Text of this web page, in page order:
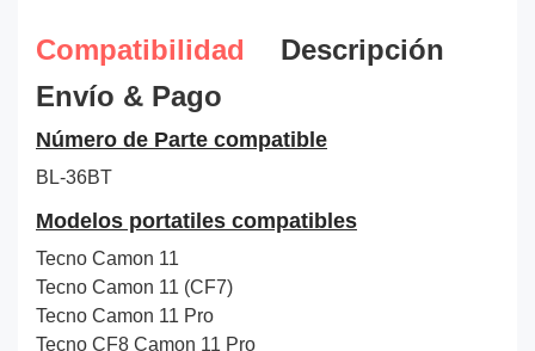
Compatibilidad
Descripción
Envío & Pago
Número de Parte compatible
BL-36BT
Modelos portatiles compatibles
Tecno Camon 11
Tecno Camon 11 (CF7)
Tecno Camon 11 Pro
Tecno CF8 Camon 11 Pro